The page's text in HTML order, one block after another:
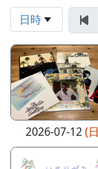
日時
2026-07-12(